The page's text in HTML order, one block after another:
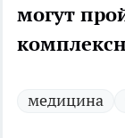
могут
медицина